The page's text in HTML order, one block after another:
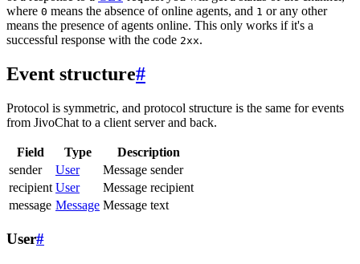
where 0 means the absence of online agents, and 1 or any other
means the presence of agents online. This only works if it's a
successful response with the code 2xx.
Event structure#
Protocol is symmetric, and protocol structure is the same for events
from JivoChat to a client server and back.
Field Type
Description
sender
User
Message sender
recipient User
Message recipient
message Message Message text
User#